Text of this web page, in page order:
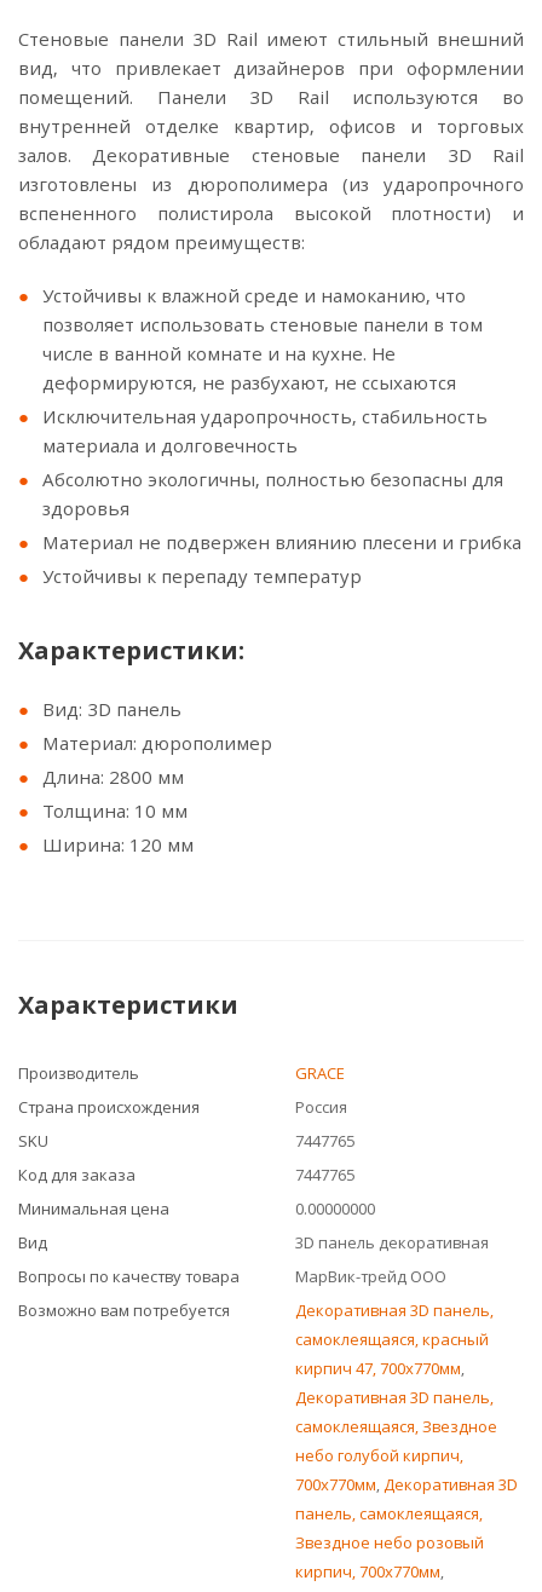
Стеновые панели 3D Rail имеют стильный внешний
вид, что привлекает дизайнеров при оформлении
помещений. Панели 3D Rail используются во
внутренней отделке квартир, офисов и торговых
залов. Декоративные стеновые панели 3D Rail
изготовлены из дюрополимера (из ударопрочного
вспененного полистирола высокой плотности) и
обладают рядом преимуществ:
Устойчивы к влажной среде и намоканию, что
позволяет использовать стеновые панели в том
числе в ванной комнате и на кухне. Не
деформируются, не разбухают, не ссыхаются
Исключительная ударопрочность, стабильность
материала и долговечность
Абсолютно экологичны, полностью безопасны для
здоровья
Материал не подвержен влиянию плесени и грибка
Устойчивы к перепаду температур
Характеристики:
Вид: 3D панель
Материал: дюрополимер
Длина: 2800 мм
Толщина: 10 мм
Ширина: 120 мм
Характеристики
Производитель
GRACE
Страна происхождения
Россия
SKU
7447765
Код для заказа
7447765
Минимальная цена
0.00000000
Вид
3D панель декоративная
Вопросы по качеству товара
МарВик-трейд ООО
Возможно вам потребуется
Декоративная 3D панель,
самоклеящаяся, красный
кирпич 47, 700x770мм,
Декоративная 3D панель,
самоклеящаяся, Звездное
небо голубой кирпич,
700x770мм,Декоративная 3D
панель, самоклеящаяся,
Звездное небо розовый
кирпич, 700x770мм,